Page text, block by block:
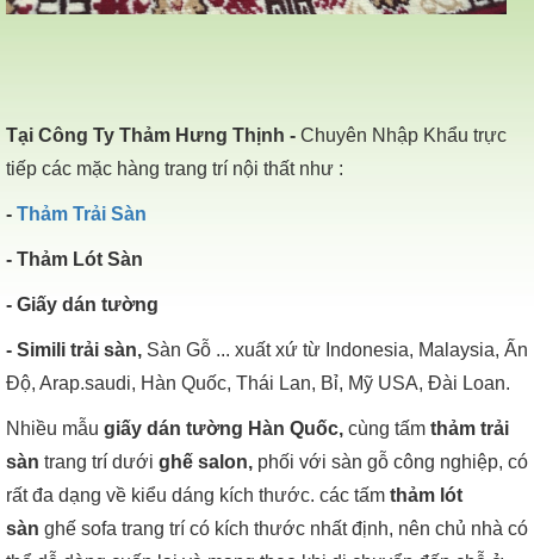
Tại Công Ty Thảm Hưng Thịnh - Chuyên Nhập Khẩu trực
tiếp các mặc hàng trang trí nội thất như :
- Thảm Trải Sàn
- Thảm Lót Sàn
- Giấy dán tường
- Simili trải sàn, Sàn Gỗ ... xuất xứ từ Indonesia, Malaysia, Ấn
Độ, Arap.saudi, Hàn Quốc, Thái Lan, Bỉ, Mỹ USA, Đài Loan.
Nhiều mẫu giấy dán tường Hàn Quốc, cùng tấm thảm trải
sàn trang trí dưới ghế salon, phối với sàn gỗ công nghiệp, có
rất đa dạng về kiểu dáng kích thước. các tấm thảm lót
sàn ghế sofa trang trí có kích thước nhất định, nên chủ nhà có